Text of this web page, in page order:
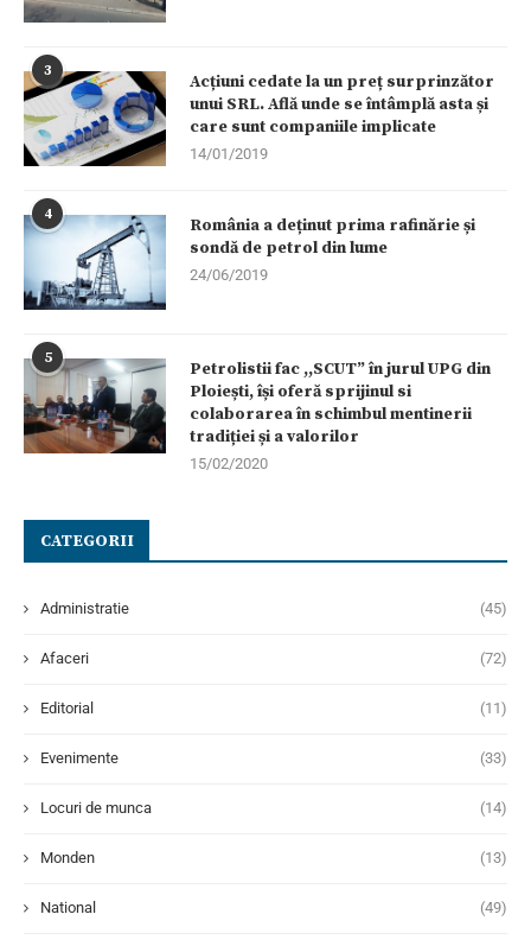
3
Acțiuni cedate la un preț surprinzător
unui SRL. Află unde se întâmplă asta și
care sunt companiile implicate
14/01/2019
4
România a deținut prima rafinărie și
sondă de petrol din lume
24/06/2019
5
Petrolistii fac ,,SCUT” în jurul UPG din
Ploiești, își oferă sprijinul si
colaborarea în schimbul mentinerii
tradiției și a valorilor
15/02/2020
CATEGORII
Administratie (45)
Afaceri (72)
Editorial (11)
Evenimente (33)
Locuri de munca (14)
Monden (13)
National (49)